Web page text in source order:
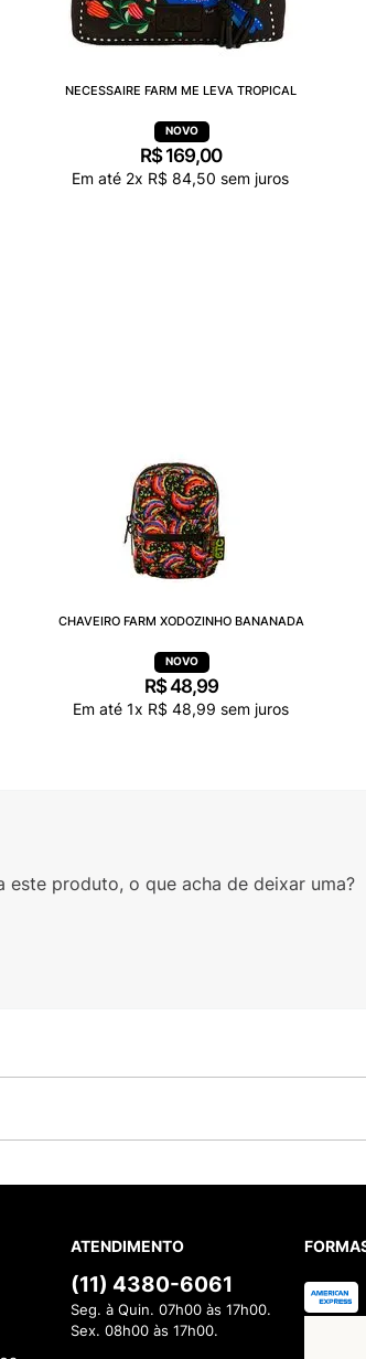
NECESSAIRE FARM ME LEVA TROPICAL
R$ 169,00
Em até 2x R$ 84,50 sem juros
CHAVEIRO FARM XODOZINHO BANANADA
R$48,99
Em até 1x R$ 48,99 sem juros
produto, o que acha de deixar uma?
ATENDIMENTO
(11) 4380-6061
Seg. à Quin. 07h00 às 17h00.
Sex. 08h00 às 17h00.